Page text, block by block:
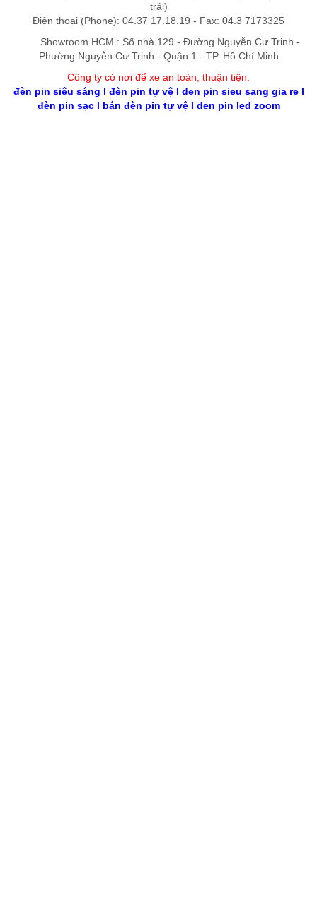
trái)
Điện thoại (Phone): 04.37 17.18.19 - Fax: 04.3 7173325
Showroom HCM : Số nhà 129 - Đường Nguyễn Cư Trinh -
Phường Nguyễn Cư Trinh - Quận 1 - TP. Hồ Chí Minh
Công ty có nơi để xe an toàn, thuận tiện
đèn pin siêu sáng l đèn pin tự vệl den pin sieu sang gia rel
đèn pin sạcl bán đèn pin tự vệl den pin led zoom